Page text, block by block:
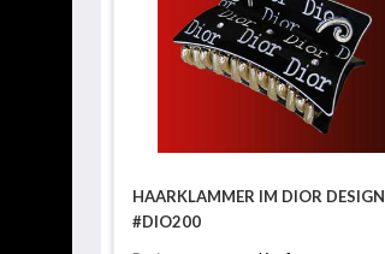
HAARKLAMMER IM DIOR DESIGN
#DIO200